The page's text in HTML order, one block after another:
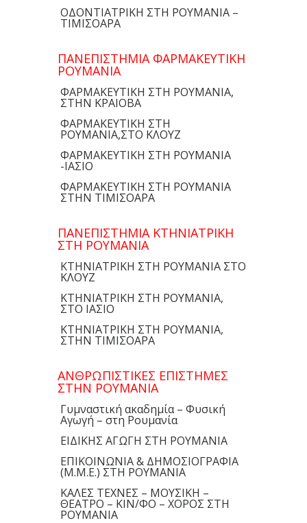
ΟΔΟΝΤΙΑΤΡΙΚΗ ΣΤΗ ΡΟΥΜΑΝΙΑ –
ΤΙΜΙΣΟΑΡΑ
ΠΑΝΕΠΙΣΤΗΜΙΑ ΦΑΡΜΑΚΕΥΤΙΚΗ
ΡΟΥΜΑΝΙΑ
ΦΑΡΜΑΚΕΥΤΙΚΗ ΣΤΗ ΡΟΥΜΑΝΙΑ,
ΣΤΗΝ ΚΡΑΙΟΒΑ
ΦΑΡΜΑΚΕΥΤΙΚΗ ΣΤΗ
ΡΟΥΜΑΝΙΑ,ΣΤΟ ΚΛΟΥΖ
ΦΑΡΜΑΚΕΥΤΙΚΗ ΣΤΗ ΡΟΥΜΑΝΙΑ
-ΙΑΣΙΟ
ΦΑΡΜΑΚΕΥΤΙΚΗ ΣΤΗ ΡΟΥΜΑΝΙΑ
ΣΤΗΝ ΤΙΜΙΣΟΑΡΑ
ΠΑΝΕΠΙΣΤΗΜΙΑ ΚΤΗΝΙΑΤΡΙΚΗ
ΣΤΗ ΡΟΥΜΑΝΙΑ
ΚΤΗΝΙΑΤΡΙΚΗ ΣΤΗ ΡΟΥΜΑΝΙΑ ΣΤΟ
ΚΛΟΥΖ
ΚΤΗΝΙΑΤΡΙΚΗ ΣΤΗ ΡΟΥΜΑΝΙΑ,
ΣΤΟ ΙΑΣΙΟ
ΚΤΗΝΙΑΤΡΙΚΗ ΣΤΗ ΡΟΥΜΑΝΙΑ,
ΣΤΗΝ ΤΙΜΙΣΟΑΡΑ
ΑΝΘΡΩΠΙΣΤΙΚΕΣ ΕΠΙΣΤΗΜΕΣ
ΣΤΗΝ ΡΟΥΜΑΝΙΑ
Γυμναστική ακαδημία – Φυσική
Αγωγή – στη Ρουμανία
ΕΙΔΙΚΗΣ ΑΓΩΓΗ ΣΤΗ ΡΟΥΜΑΝΙΑ
ΕΠΙΚΟΙΝΩΝΙΑ & ΔΗΜΟΣΙΟΓΡΑΦΙΑ
(Μ.Μ.Ε.) ΣΤΗ ΡΟΥΜΑΝΙΑ
ΚΑΛΕΣ ΤΕΧΝΕΣ – ΜΟΥΣΙΚΗ –
ΘΕΑΤΡΟ – ΚΙΝ/ΦΟ – ΧΟΡΟΣ ΣΤΗ
ΡΟΥΜΑΝΙΑ